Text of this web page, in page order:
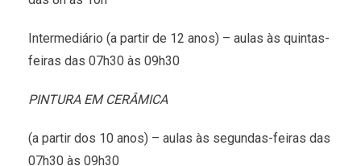
Intermediário (a partir de 12 anos) – aulas às quintas-
feiras das 07h30 às 09h30
PINTURA EM CERÂMICA
(a partir dos 10 anos) – aulas às segundas-feiras das
07h30 às 09h30